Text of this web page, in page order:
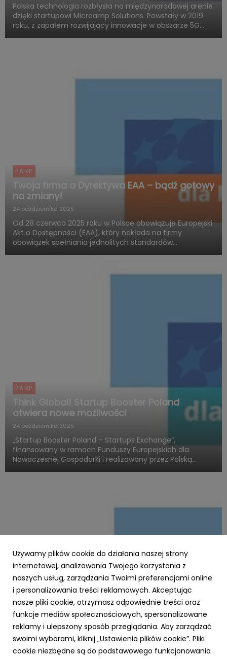
Polska technologia rozbłysła na międzynarodowej arenie
dzięki startupowi Microamp Solutions. Powstały w 2019
roku, z zapałem rozwijający innowacje w obszarze 5G
PARP
Twoja firma a Dyrektywa EAA – bądź gotowy
na zmiany!
24 października 2025
Od 28 czerwca 2025 roku w Polsce obowiązuje Europejski
Akt o Dostępności (EAA), który nakłada na firmy
obowiązek spełniania jednolitych standardów
PARP
Think Global! Startup Booster Poland
otwiera nowe możliwości
24 października 2025
„Startup Booster Poland – Startups Exchange”,
finansowany w ramach Funduszy Europejskich dla
Nowoczesnej Gospodarki i realizowany przez Polską
PARP
Zielone światło dla Twojej firmy – nawet 3,5
mln zł na ekologiczną transformację z
Funduszy Europejskich!
23 października 2025
Chcesz, aby Twoja firma działała nowocześnie,
Używamy plików cookie do działania naszej strony
internetowej, analizowania Twojego korzystania z
naszych usług, zarządzania Twoimi preferencjami online
i personalizowania treści reklamowych. Akceptując
nasze pliki cookie, otrzymasz odpowiednie treści oraz
funkcje mediów społecznościowych, spersonalizowane
reklamy i ulepszony sposób przeglądania. Aby zarządzać
swoimi wyborami, kliknij „Ustawienia plików cookie”. Pliki
cookie niezbędne są do podstawowego funkcjonowania